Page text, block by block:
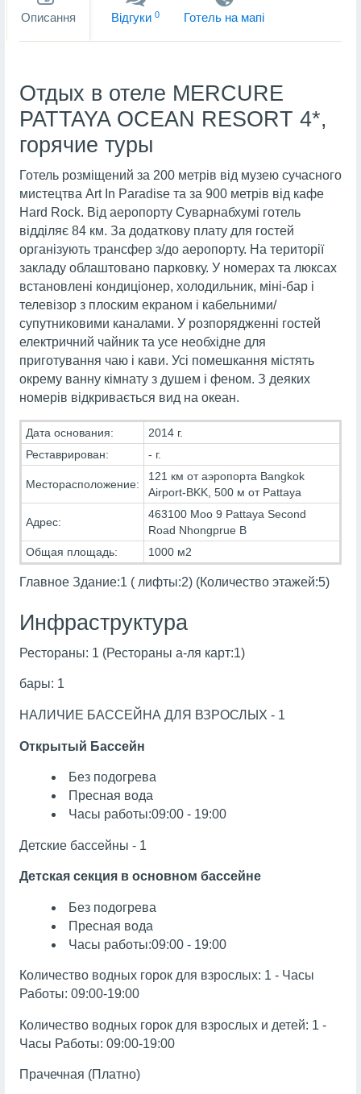
Описання Вiдгуки 0 Готель на мапi
Отдых в отеле MERCURE
PATTAYA OCEAN RESORT 4*,
горячие туры
Готель розміщений за 200 метрів від музею сучасного
мистецтва Art In Paradise та за 900 метрів від кафе
Hard Rock. Від аеропорту Суварнабхумі готель
відділяє 84 км. За додаткову плату для гостей
організують трансфер з/до аеропорту. На території
закладу облаштовано парковку. У номерах та люксах
встановлені кондиціонер, холодильник, міні-бар і
телевізор з плоским екраном і кабельними/
супутниковими каналами. У розпорядженні гостей
електричний чайник та усе необхідне для
приготування чаю і кави. Усі помешкання містять
окрему ванну кімнату з душем і феном. З деяких
номерів відкривається вид на океан.
Дата основания:
2014 г.
Реставрирован:
- г.
Месторасположение:
121 км от аэропорта Bangkok
Airport-BKK, 500 м от Pattaya
Адрес:
463100 Moo 9 Pattaya Second
Road Nhongprue B
Общая площадь:
1000 м2
Главное Здание:1 ( лифты:2) (Количество этажей:5)
Инфраструктура
Рестораны: 1 (Рестораны а-ля карт:1)
бары: 1
НАЛИЧИЕ БАССЕЙНА ДЛЯ ВЗРОСЛЫХ - 1
Открытый Бассейн
Без подогрева
Пресная вода
Часы работы:09:00 - 19:00
Детские бассейны - 1
Детская секция в основном бассейне
Без подогрева
Пресная вода
Часы работы:09:00 - 19:00
Количество водных горок для взрослых: 1 - Часы
Работы: 09:00-19:00
Количество водных горок для взрослых и детей: 1 -
Часы Работы: 09:00-19:00
Прачечная (Платно)